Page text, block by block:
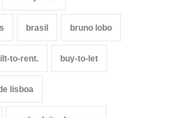
brasil bruno lobo
to-rent. buy-to-let
lisboa